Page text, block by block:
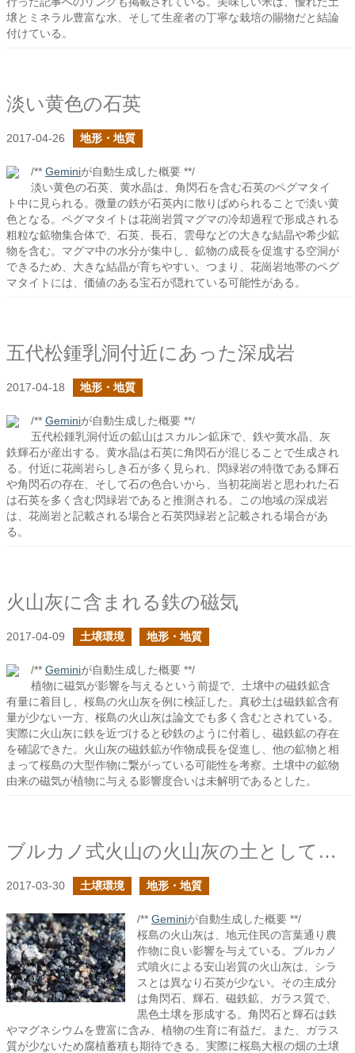
壌とミネラル豊富な水、そして生産者の丁寧な栽培の賜物だと結論
付けている。
淡い黄色の石英
2017-04-26 地形・地質
/** Geminiが自動生成した概要 **/
淡い黄色の石英、黄水晶は、角閃石を含む石英のペグマタイ
ト中に見られる。微量の鉄が石英内に散りばめられることで淡い黄
色となる。ペグマタイトは花崗岩質マグマの冷却過程で形成される
粗粒な鉱物集合体で、石英、長石、雲母などの大きな結晶や希少鉱
物を含む。マグマ中の水分が集中し、鉱物の成長を促進する空洞が
できるため、大きな結晶が育ちやすい。つまり、花崗岩地帯のペグ
マタイトには、価値のある宝石が隠れている可能性がある。
五代松鍾乳洞付近にあった深成岩
2017-04-18 地形・地質
/** Geminiが自動生成した概要 **/
五代松鍾乳洞付近の鉱山はスカルン鉱床で、鉄や黄水晶、灰
鉄輝石が産出する。黄水晶は石英に角閃石が混じることで生成され
る。付近に花崗岩らしき石が多く見られ、閃緑岩の特徴である輝石
や角閃石の存在、そして石の色合いから、当初花崗岩と思われた石
は石英を多く含む閃緑岩であると推測される。この地域の深成岩
は、花崗岩と記載される場合と石英閃緑岩と記載される場合があ
る。
火山灰に含まれる鉄の磁気
2017-04-09 土壌環境 地形・地質
/** Geminiが自動生成した概要 **/
植物に磁気が影響を与えるという前提で、土壌中の磁鉄鉱含
有量に着目し、桜島の火山灰を例に検証した。真砂土は磁鉄鉱含有
量が少ない一方、桜島の火山灰は論文でも多く含むとされている。
実際に火山灰に鉄を近づけると砂鉄のように付着し、磁鉄鉱の存在
を確認できた。火山灰の磁鉄鉱が作物成長を促進し、他の鉱物と相
まって桜島の大型作物に繋がっている可能性を考察。土壌中の鉱物
由来の磁気が植物に与える影響度合いは未解明であるとした。
ブルカノ式火山の火山灰の土としてのポテンシャル
2017-03-30 土壌環境 地形・地質
/** Geminiが自動生成した概要 **/
桜島の火山灰は、地元住民の言葉通り農
作物に良い影響を与えている。ブルカノ
式噴火による安山岩質の火山灰は、シラ
スとは異なり石英が少ない。その主成分
は角閃石、輝石、磁鉄鉱、ガラス質で、
黒色土壌を形成する。角閃石と輝石は鉄
やマグネシウムを豊富に含み、植物の生育に有益だ。また、ガラス
質が少ないため腐植蓄積も期待できる。実際に桜島大根の畑の土壌